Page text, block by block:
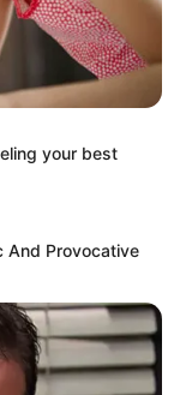
BOGOTÁ
que le
informado, por
de Alerta.
your best
And Provocative